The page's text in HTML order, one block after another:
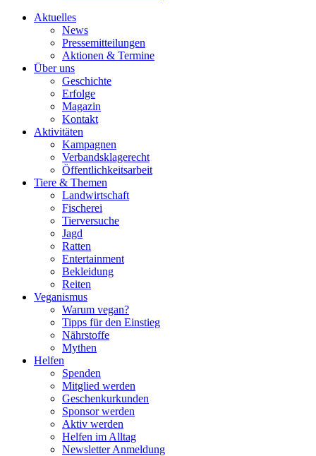
Aktuelles
News
Pressemitteilungen
Aktionen & Termine
Über uns
Geschichte
Erfolge
Magazin
Kontakt
Aktivitäten
Kampagnen
Verbandsklagerecht
Öffentlichkeitsarbeit
Tiere & Themen
Landwirtschaft
Fischerei
Tierversuche
Jagd
Ratten
Entertainment
Bekleidung
Reiten
Veganismus
Warum vegan?
Tipps für den Einstieg
Nährstoffe
Mythen
Helfen
Spenden
Mitglied werden
Geschenkurkunden
Sponsor werden
Aktiv werden
Helfen im Alltag
Newsletter Anmeldung